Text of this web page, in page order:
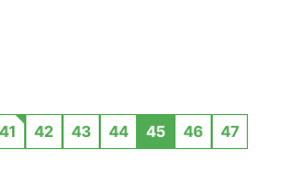
41 42 43 44 45 46
47